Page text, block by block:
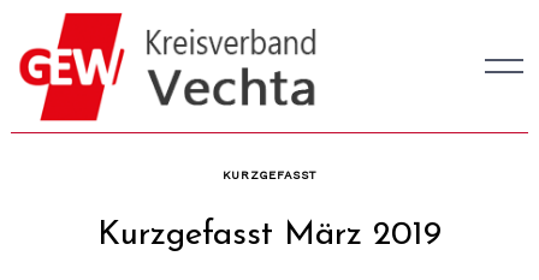
content
KURZGEFASST
Kurzgefasst März 2019